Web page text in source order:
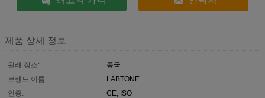
제품 상세 정보
원래 장소:
중국
브랜드 이름:
LABTONE
인증:
CE, ISO